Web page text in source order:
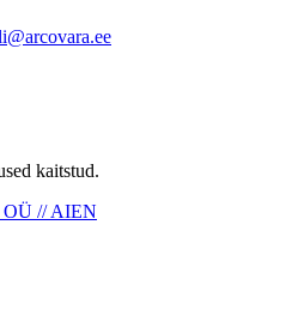
kaitstud.
OÜ // AIEN